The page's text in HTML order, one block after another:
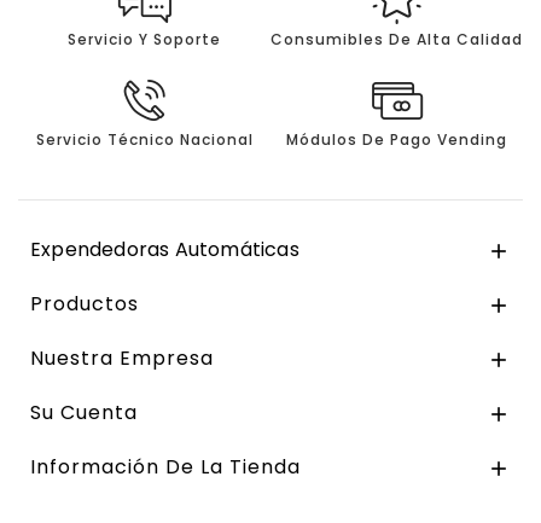
Servicio Y Soporte Consumibles De Alta Calidad
Servicio Técnico Nacional Módulos De Pago Vending
Expendedoras Automáticas 
Productos 
Nuestra Empresa 
Su Cuenta 
Información De La Tienda 